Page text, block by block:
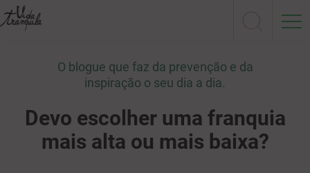
O blogue que faz da prevenção e da
inspiração o seu dia a dia.
Devo escolher uma franquia
mais alta ou mais baixa?